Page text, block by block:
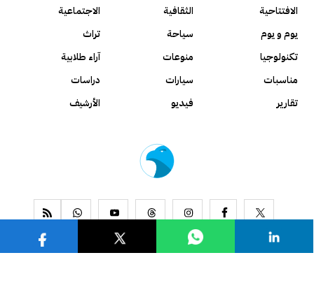
الافتتاحية
الثقافية
الاجتماعية
يوم و يوم
سياحة
تراث
تكنولوجيا
منوعات
آراء طلابية
مناسبات
سيارات
دراسات
تقارير
فيديو الأرشيف